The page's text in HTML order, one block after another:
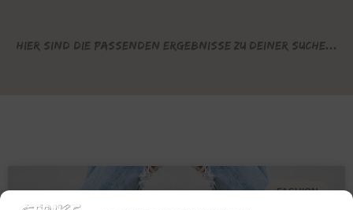
Hier sind die passenden Ergebnisse zu deiner Suche...
FASHION